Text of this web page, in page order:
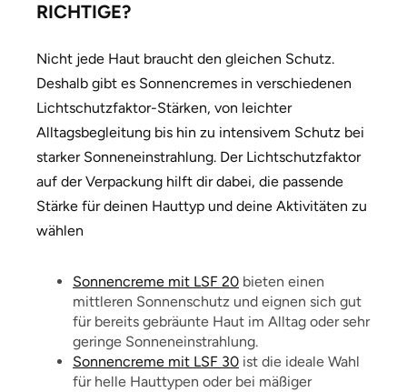
RICHTIGE?
Nicht jede Haut braucht den gleichen Schutz.
Deshalb gibt es Sonnencremes in verschiedenen
Lichtschutzfaktor-Stärken, von leichter
Alltagsbegleitung bis hin zu intensivem Schutz bei
starker Sonneneinstrahlung. Der Lichtschutzfaktor
auf der Verpackung hilft dir dabei, die passende
Stärke für deinen Hauttyp und deine Aktivitäten zu
wählen
Sonnencreme mit LSF 20 bieten einen
mittleren Sonnenschutz und eignen sich gut
für bereits gebräunte Haut im Alltag oder sehr
geringe Sonneneinstrahlung.
Sonnencreme mit LSF 30 ist die ideale Wahl
für helle Hauttypen oder bei mäßiger